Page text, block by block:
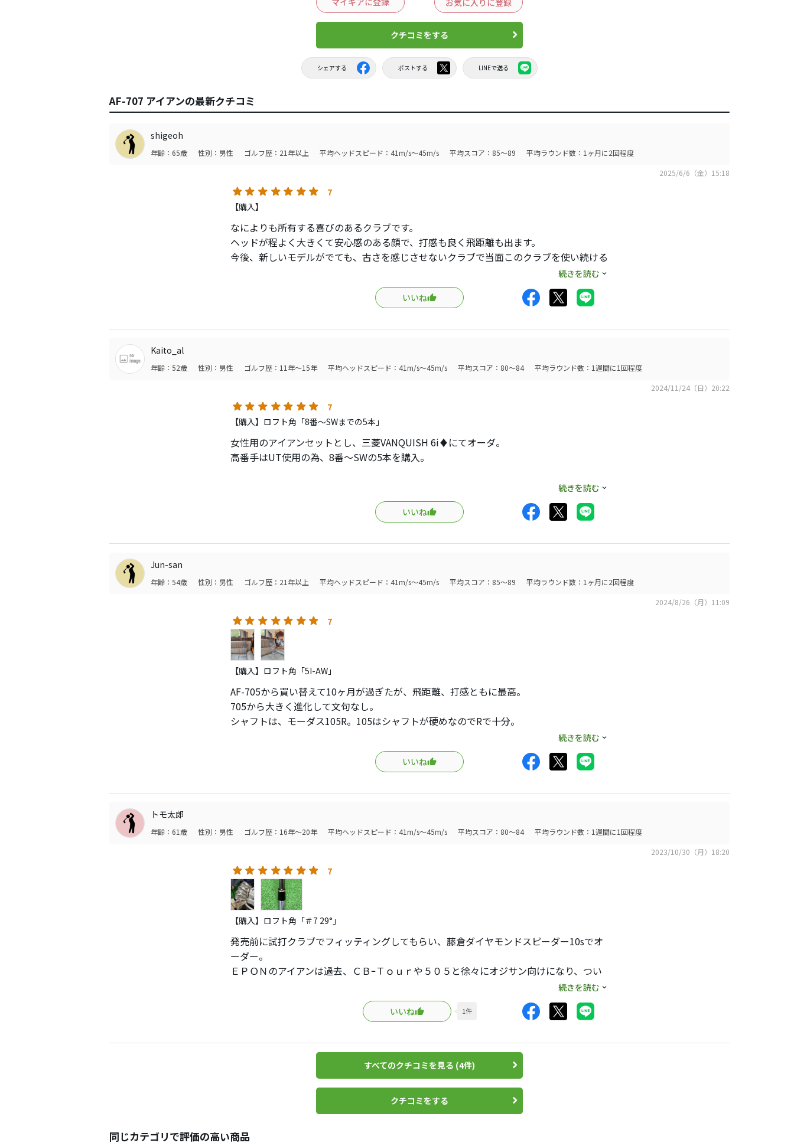
クチコミをする
シェアする ポストする LINEで送る
AF-707 アイアンの最新クチコミ
shigeoh
年齢：65歳 性別：男性 ゴルフ歴：21年以上 平均ヘッドスピード：41m/s～45m/s 平均スコア：85～89
平均ラウンド数：1ヶ月に2回程度
2025/6/6（金）15:18
7
【購入】
なによりも所有する喜びのあるクラブです。
ヘッドが程よく大きくて安心感のある顔で、打感も良く飛距離も出ます。
今後、新しいモデルがでても、古さを感じさせないクラブで当面このクラブを使い続ける
続きを読む
いいね
Kaito_al
年齢：52歳 性別：男性 ゴルフ歴：11年～15年 平均ヘッドスピード：41m/s～45m/s 平均スコア：80～84
平均ラウンド数：1週間に1回程度
2024/11/24（日）20:22
7
【購入】ロフト角「8番〜SWまでの5本」
女性用のアイアンセットとし、三菱VANQUISH 6i♦︎にてオーダ。
高番手はUT使用の為、8番〜SWの5本を購入。
優しいモデルと表現されているが、EPONの美顔は健在で抜群に座りの良いソール角。
弾道は高くなり、爽快な弾き感のある打音打感でキャリーがやや伸びる。何より、シャフ
トの兼ね合いもあるが、弾道（高さ、微ドロー）が揃うようになり、ラウンドへの貢献度
続きを読む
いいね
Jun-san
年齢：54歳 性別：男性 ゴルフ歴：21年以上 平均ヘッドスピード：41m/s～45m/s 平均スコア：85～89
平均ラウンド数：1ヶ月に2回程度
2024/8/26（月）11:09
7
【購入】ロフト角「5I-AW」
AF-705から買い替えて10ヶ月が過ぎたが、飛距離、打感ともに最高。
705から大きく進化して文句なし。
シャフトは、モーダス105R。105はシャフトが硬めなのでRで十分。
ちなみに性能は変わらないが、デザインチューニングのカラーを採用したので総額30万
続きを読む
いいね
トモ太郎
年齢：61歳 性別：男性 ゴルフ歴：16年～20年 平均ヘッドスピード：41m/s～45m/s 平均スコア：80～84
平均ラウンド数：1週間に1回程度
2023/10/30（月）18:20
7
【購入】ロフト角「＃7 29°」
発売前に試打クラブでフィッティングしてもらい、藤倉ダイヤモンドスピーダー10sでオ
ーダー。
ＥＰＯＮのアイアンは過去、ＣＢｰＴｏｕｒや５０５と徐々にオジサン向けになり、つい
にシニア向けの７シリーズに手を出すが、昔のモデルに比べてシニアのイメージはなく、
今回はＰＩＮＧ ｉ２３０×モーダス１１５ｓからの乗り換えで、理由は１本バックから
飛距離が出るも馬鹿ッ飛びせず、グリーンで止まるアイアンを探し、久しぶりのＥＰＯＮ
に行きついた次第です。
購入後１３ラウンドして、馬鹿ッ飛びは皆無で、思惑通り６番で打っていたショートを７
番で打てて、ヘッドとシャフト効果で弾道がとても高いのでピタッ！とグリーンにとめれ
る素晴らしいアイアンでした。シニア向けイメージの７シリーズですが、競技会でも通用
続きを読む
いいね 1件
すべてのクチコミを見る (4件)
クチコミをする
同じカテゴリで評価の高い商品